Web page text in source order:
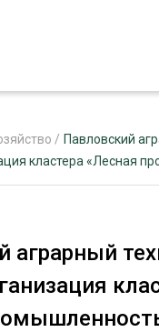
РЕКЛАМОДАТЕЛЯМ
/ Павловский
кластера «Лесная
аграрный